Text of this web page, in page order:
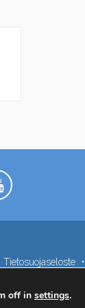
Tietosuojaseloste
off in settings.